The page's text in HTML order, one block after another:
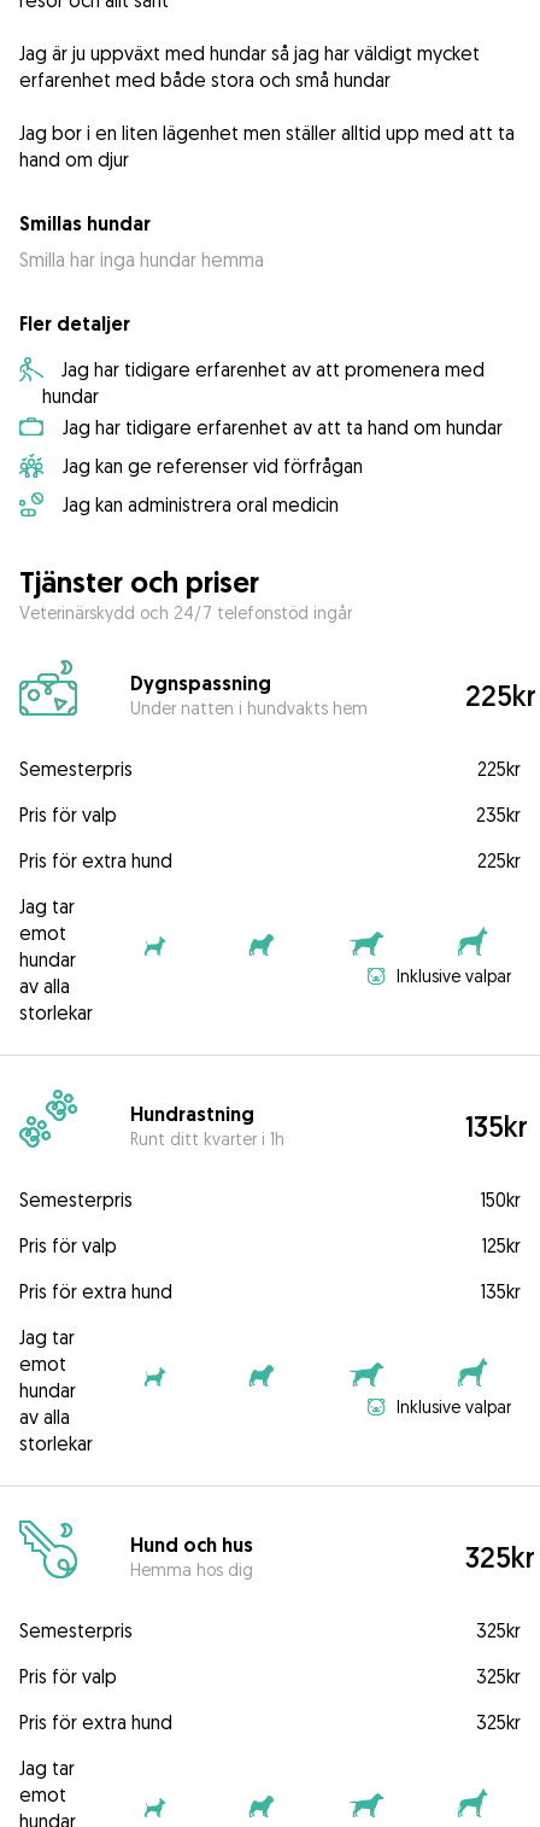
Jag är ju uppväxt med hundar så jag har väldigt mycket
erfarenhet med både stora och små hundar
Jag bor i en liten lägenhet men ställer alltid upp med att ta
hand om djur
Smillas hundar
Smilla har inga hundar hemma
Fler detaljer
Jag har tidigare erfarenhet av att promenera med
hundar
Jag har tidigare erfarenhet av att ta hand om hundar
Jag kan ge referenser vid förfrågan
Jag kan administrera oral medicin
Tjänster och priser
Veterinärskydd och 24/7 telefonstöd ingår
Dygnspassning
Under natten i hundvakts hem 225kr
Semesterpris
225kr
Pris för valp
235kr
Pris för extra hund
225kr
Jag tar
emot
hundar
av alla
storlekar
Inklusive valpar
Hundrastning
Runt ditt kvarter i 1h 135kr
Semesterpris
150kr
Pris för valp
125kr
Pris för extra hund
135kr
Jag tar
emot
hundar
av alla
storlekar
Inklusive valpar
Hund och hus
Hemma hos dig 325kr
Semesterpris
325kr
Pris för valp
325kr
Pris för extra hund
325kr
Jag tar
emot
hundar